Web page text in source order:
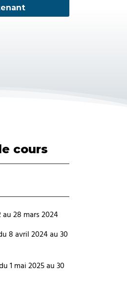
cours
au 28 mars 2024
8 avril 2024 au 30
1 mai 2025 au 30